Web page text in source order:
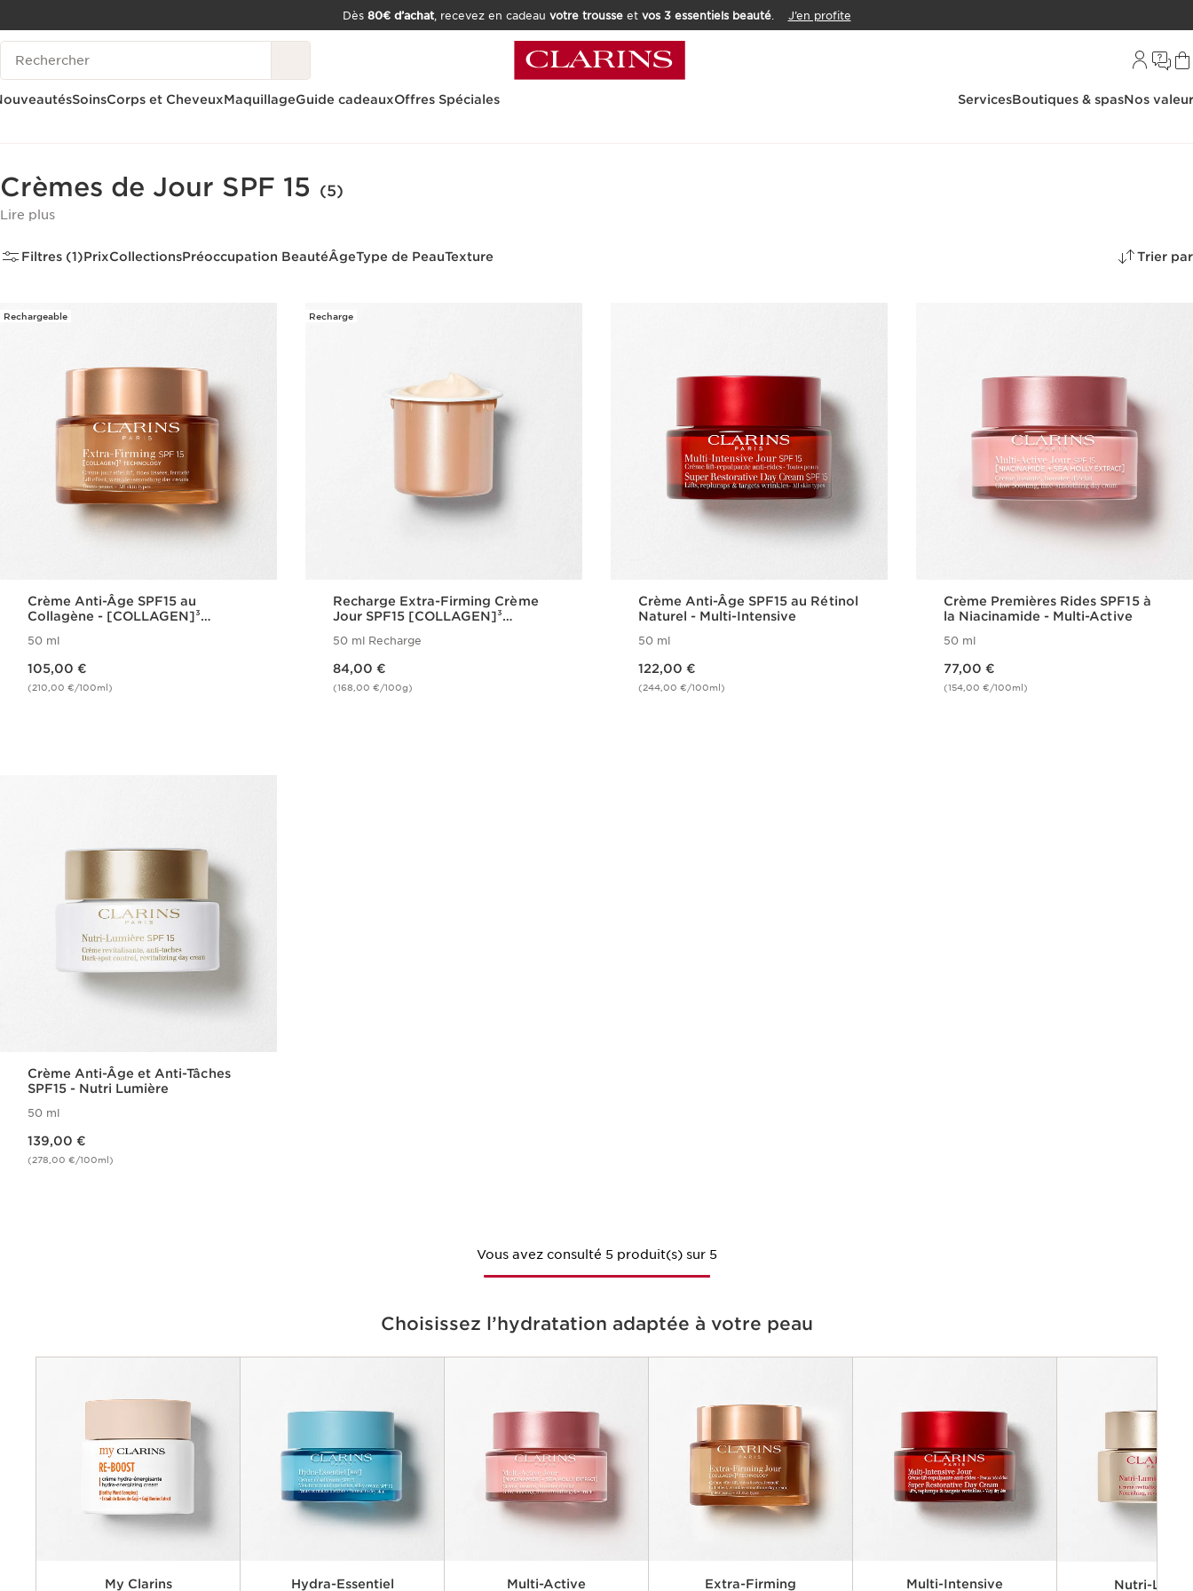
ALLER AU CONTENU
CONSULTER LE PIED DE PAGE
OUTIL D'ACCESSIBILITÉ
Dès 80€ d’achat, recevez en cadeau votre trousseet vos 3 essentiels beauté. J’en profite
Historique des recherches
SoinsCorps et CheveuxMaquillageGuide cadeauxOffres Spéciales ServicesBoutiques & spasNos
Crèmes de Jour SPF 15 (5)
Lire plus
Filtres (1)PrixCollectionsPréoccupation BeautéÂgeType de PeauTexture Trier par
Rechargeable
Crème Anti-Âge SPF15 au
Collagène - [COLLAGEN]³
50 ml
105,00 €
(210,00 €/100ml)
Recharge
Recharge Extra-Firming Crème
Jour SPF15 [COLLAGEN]³
50 ml Recharge
84,00 €
(168,00 €/100g)
Crème Anti-Âge SPF15 au Rétinol
Naturel - Multi-Intensive
50 ml
122,00 €
(244,00 €/100ml)
Crème Premières Rides SPF15 à
la Niacinamide - Multi-Active
50 ml
77,00 €
(154,00 €/100ml)
Crème Anti-Âge et Anti-Tâches
SPF15 - Nutri Lumière
50 ml
139,00 €
(278,00 €/100ml)
Vous avez consulté 5 produit(s) sur 5
Choisissez l’hydratation adaptée à votre peau
Principaux avantages
My Clarins Hydra-Essentiel Multi-Active Extra-Firming Multi-Intensive Nutri-